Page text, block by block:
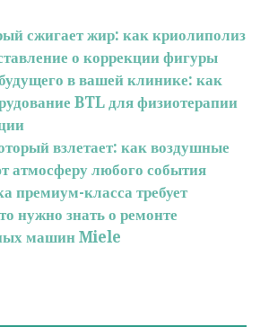
сжигает жир: как криолиполиз
о коррекции фигуры
в вашей клинике: как
BTL для физиотерапии
взлетает: как воздушные
атмосферу любого события
премиум-класса требует
нужно знать о ремонте
машин Miele